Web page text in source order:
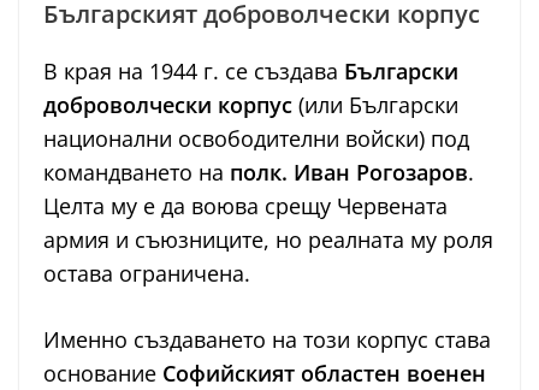
Българският доброволчески корпус
В края на 1944 г. се създава Български
доброволчески корпус (или Български
национални освободителни войски) под
командването на полк. Иван Рогозаров.
Целта му е да воюва срещу Червената
армия и съюзниците, но реалната му роля
остава ограничена.
Именно създаването на този корпус става
основание Софийският областен военен